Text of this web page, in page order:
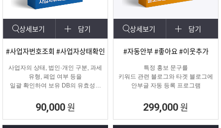
상세보기 담기
#사업자번호조회 #사업자상태확인
사업자의 상태, 법인·개인 구분, 과세
유형, 폐업 여부 등을
일괄 확인하여 보유 DB의 유효성을
프로그램
90,000 원
상세보기 담기
#자동안부 #좋아요 #이웃추가
특정 홍보 문구를
키워드 관련 블로그와 타겟 블로그에
안부글 자동 등록 프로그램
299,000 원